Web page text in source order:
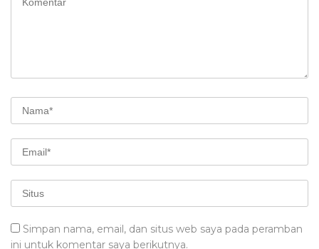
Simpan nama, email, dan situs web saya pada peramban
ini untuk komentar saya berikutnya.